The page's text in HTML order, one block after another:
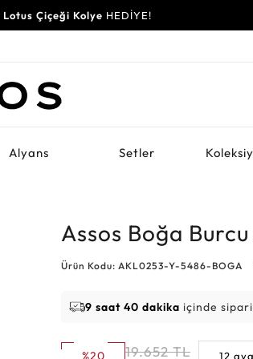
Lotus Çiçeği Kolye HEDİYE!
Alyans Setler
Assos Boğa
Ürün Kodu: AKL0253-Y-5486-BOGA
9 saat 40 dakika içinde
%20
19.652 TL
12